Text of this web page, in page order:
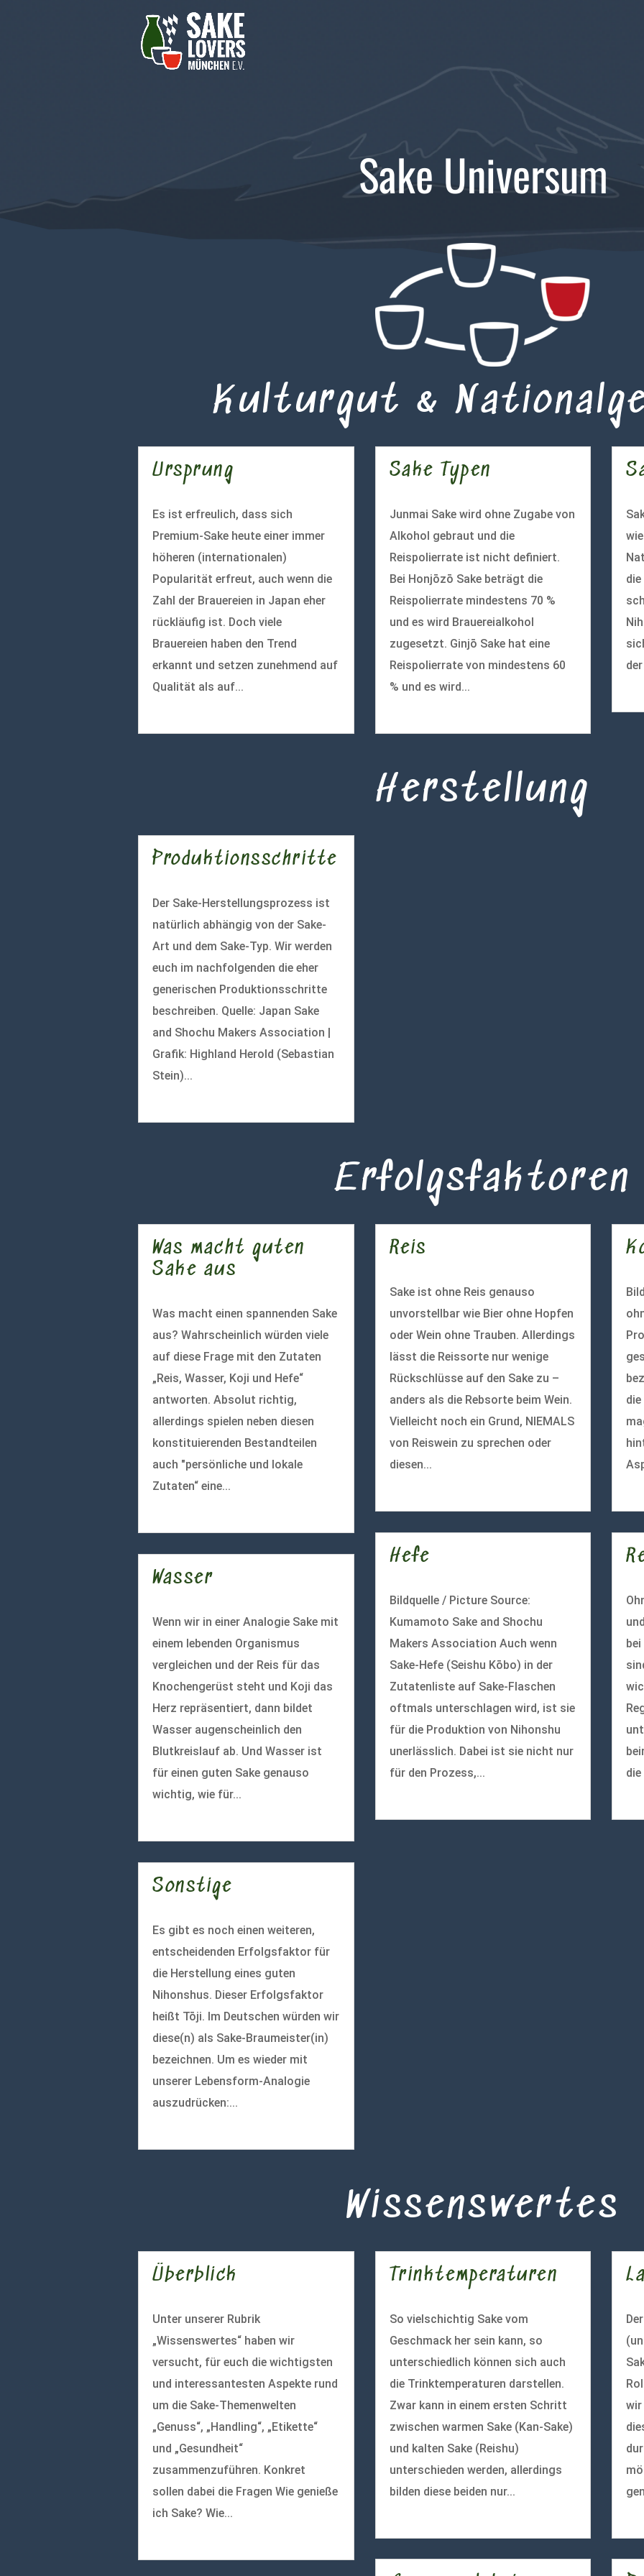
Sake Universum
Kulturgut &
Ursprung
Es ist erfreulich, dass sich
Premium-Sake heute einer immer
höheren (internationalen)
Popularität erfreut, auch wenn die
Zahl der Brauereien in Japan eher
rückläufig ist. Doch viele
Brauereien haben den Trend
erkannt und setzen zunehmend auf
Qualität als auf...
Sake Typen
Junmai Sake wird ohne Zugabe von
Alkohol gebraut und die
Reispolierrate ist nicht definiert.
Bei Honjōzō Sake beträgt die
Reispolierrate mindestens 70 %
und es wird Brauereialkohol
zugesetzt. Ginjō Sake hat eine
Reispolierrate von mindestens 60
% und es wird...
Herstellung
Produktionsschritte
Der Sake-Herstellungsprozess ist
natürlich abhängig von der Sake-
Art und dem Sake-Typ. Wir werden
euch im nachfolgenden die eher
generischen Produktionsschritte
beschreiben. Quelle: Japan Sake
and Shochu Makers Association |
Grafik: Highland Herold (Sebastian
Stein)...
Erfolgsfaktoren
Was macht guten
Sake aus
Was macht einen spannenden Sake
aus? Wahrscheinlich würden viele
auf diese Frage mit den Zutaten
„Reis, Wasser, Koji und Hefe“
antworten. Absolut richtig,
allerdings spielen neben diesen
konstituierenden Bestandteilen
auch "persönliche und lokale
Zutaten“ eine...
Wasser
Wenn wir in einer Analogie Sake mit
einem lebenden Organismus
vergleichen und der Reis für das
Knochengerüst steht und Koji das
Herz repräsentiert, dann bildet
Wasser augenscheinlich den
Blutkreislauf ab. Und Wasser ist
für einen guten Sake genauso
wichtig, wie für...
Sonstige
Es gibt es noch einen weiteren,
entscheidenden Erfolgsfaktor für
die Herstellung eines guten
Nihonshus. Dieser Erfolgsfaktor
heißt Tōji. Im Deutschen würden wir
diese(n) als Sake-Braumeister(in)
bezeichnen. Um es wieder mit
unserer Lebensform-Analogie
auszudrücken:...
Reis
Sake ist ohne Reis genauso
unvorstellbar wie Bier ohne Hopfen
oder Wein ohne Trauben. Allerdings
lässt die Reissorte nur wenige
Rückschlüsse auf den Sake zu –
anders als die Rebsorte beim Wein.
Vielleicht noch ein Grund, NIEMALS
von Reiswein zu sprechen oder
diesen...
Hefe
Bildquelle / Picture Source:
Kumamoto Sake and Shochu
Makers Association Auch wenn
Sake-Hefe (Seishu Kōbo) in der
Zutatenliste auf Sake-Flaschen
oftmals unterschlagen wird, ist sie
für die Produktion von Nihonshu
unerlässlich. Dabei ist sie nicht nur
für den Prozess,...
Wissenswertes
Überblick
Unter unserer Rubrik
„Wissenswertes“ haben wir
versucht, für euch die wichtigsten
und interessantesten Aspekte rund
um die Sake-Themenwelten
„Genuss“, „Handling“, „Etikette“
und „Gesundheit“
zusammenzuführen. Konkret
sollen dabei die Fragen Wie genieße
ich Sake? Wie...
Trinktemperaturen
So vielschichtig Sake vom
Geschmack her sein kann, so
unterschiedlich können sich auch
die Trinktemperaturen darstellen.
Zwar kann in einem ersten Schritt
zwischen warmen Sake (Kan-Sake)
und kalten Sake (Reishu)
unterschieden werden, allerdings
bilden diese beiden nur...
wir